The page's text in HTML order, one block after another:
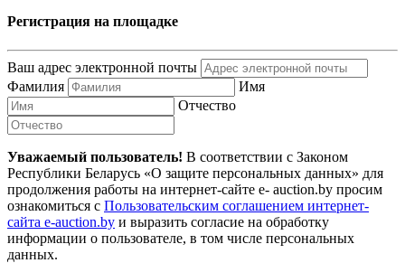
Регистрация на площадке
Ваш адрес электронной почты
Фамилия
Имя
Отчество
Уважаемый пользователь! В соответствии с Законом
Республики Беларусь «О защите персональных данных» для
продолжения работы на интернет-сайте e- auction.by просим
ознакомиться с Пользовательским соглашением интернет-
сайта e-auction.by и выразить согласие на обработку
информации о пользователе, в том числе персональных
данных.